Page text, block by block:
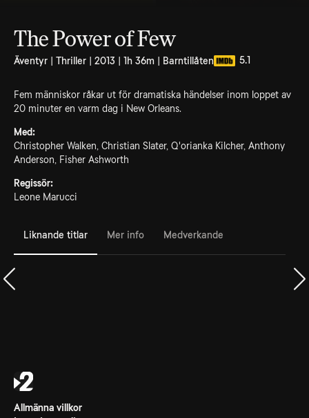
The Power of Few
Äventyr | Thriller | 2013 | 1h 36m | Barntillåten 5.1
Fem människor råkar ut för dramatiska händelser inom loppet av
20 minuter en varm dag i New Orleans.
Med:
Christopher Walken, Christian Slater, Q'orianka Kilcher, Anthony
Anderson, Fisher Ashworth
Regissör:
Leone Marucci
Liknande titlar Mer info Medverkande
Allmänna villkor